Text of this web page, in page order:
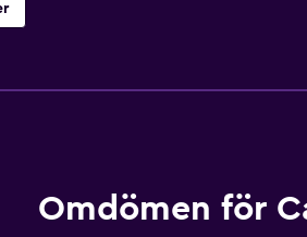
Omdömen för